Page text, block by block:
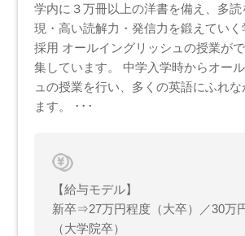
学内に３万冊以上の洋書を備え、多
現・高い読解力・発信力を鍛えていく
採用 オールイングリッシュの授業が
集しています。 中学入学時からオー
ュの授業を行い、多くの英語にふれ
ます。 ･･･
【給与モデル】
新卒⇒27万円程度（大卒）／30万
（大学院卒）